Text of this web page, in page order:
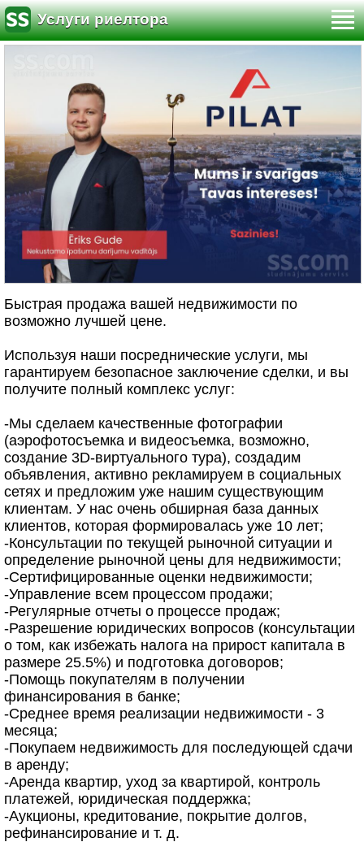
Услуги риелтора
Быстрая продажа вашей недвижимости по
возможно лучшей цене.
Используя наши посреднические услуги, мы
гарантируем безопасное заключение сделки, и вы
получите полный комплекс услуг:
-Мы сделаем качественные фотографии
(аэрофотосъемка и видеосъемка, возможно,
создание 3D-виртуального тура), создадим
объявления, активно рекламируем в социальных
сетях и предложим уже нашим существующим
клиентам. У нас очень обширная база данных
клиентов, которая формировалась уже 10 лет;
-Консультации по текущей рыночной ситуации и
определение рыночной цены для недвижимости;
-Сертифицированные оценки недвижимости;
-Управление всем процессом продажи;
-Регулярные отчеты о процессе продаж;
-Разрешение юридических вопросов (консультации
о том, как избежать налога на прирост капитала в
размере 25.5%) и подготовка договоров;
-Помощь покупателям в получении
финансирования в банке;
-Среднее время реализации недвижимости - 3
месяца;
-Покупаем недвижимость для последующей сдачи
в аренду;
-Аренда квартир, уход за квартирой, контроль
платежей, юридическая поддержка;
-Аукционы, кредитование, покрытие долгов,
рефинансирование и т. д.